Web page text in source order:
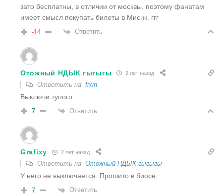
зато бесплатны, в отличии от москвы. поэтому фанатам
имеет смысл покупать билеты в Миснк. ггг
-14 Ответить
Отожный НДЫК гыгыгы 2 лет назад
Ответить на fixin
Выключи тупого
7 Ответить
Grafixy 2 лет назад
Ответить на Отожный НДЫК гыгыгы
У него не выключается. Прошито в биосе.
7 Ответить